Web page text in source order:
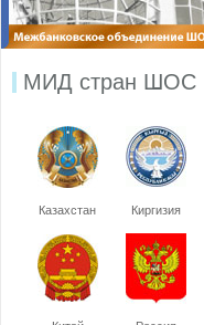
МИД стран ШОС
Казахстан Киргизия